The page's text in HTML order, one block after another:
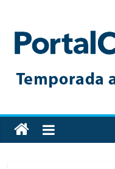
content
Toda
la